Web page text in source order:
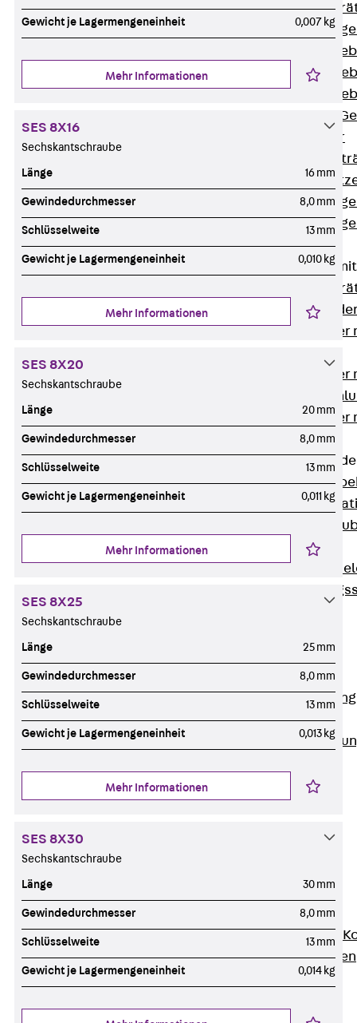
Zurück
Runde
Eckige
Eckige
Zubehör für
Geräteträger
Multimedia
Gerätebecher
Gerätebecher
Gerätebecher
GST18-
Gerätebecher
Anschluss
Zubehör für
Zurück
Optionales
Ersatzteile
Anwendungsgebiete
Industrieanlagen
Bodengeführte
Beratung, Planung,
Individuelle Lösungen
Gewicht je Lagermengeneinheit 0,007 kg
Mehr Informationen
SES 8X16
Sechskantschraube
Länge 16 mm
Gewindedurchmesser 8,0 mm
Schlüsselweite 13 mm
Gewicht je Lagermengeneinheit 0,010 kg
Mehr Informationen
SES 8X20
Sechskantschraube
Länge 20 mm
Gewindedurchmesser 8,0 mm
Schlüsselweite 13 mm
Gewicht je Lagermengeneinheit 0,011 kg
Mehr Informationen
SES 8X25
Sechskantschraube
Länge 25 mm
Gewindedurchmesser 8,0 mm
Schlüsselweite 13 mm
Gewicht je Lagermengeneinheit 0,013 kg
Mehr Informationen
SES 8X30
Sechskantschraube
Länge 30 mm
Gewindedurchmesser 8,0 mm
Schlüsselweite 13 mm
Gewicht je Lagermengeneinheit 0,014 kg